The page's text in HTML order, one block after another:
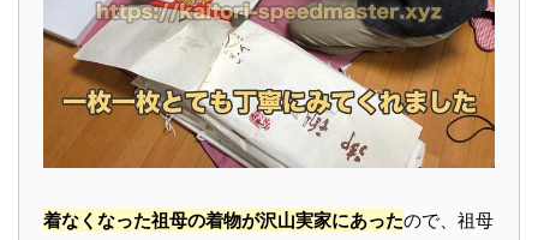
着なくなった祖母の着物が沢山実家にあったので、祖母